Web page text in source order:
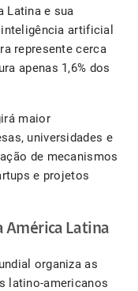
Latina e sua
artificial
represente cerca
apenas 1,6% dos
maior
universidades e
de mecanismos
e projetos
América Latina
organiza as
latino-americanos